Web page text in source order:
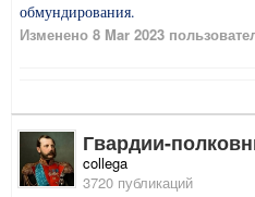
обмундирования.
Изменено 8 Mar 2023
Гвардии-
collega
3720 публикаций